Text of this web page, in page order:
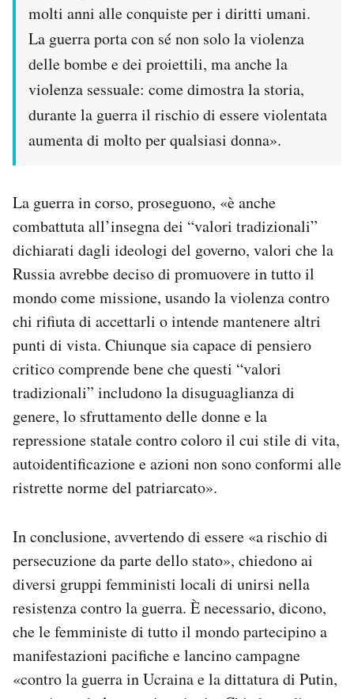
molti anni alle conquiste per i diritti umani.
La guerra porta con sé non solo la violenza
delle bombe e dei proiettili, ma anche la
violenza sessuale: come dimostra la storia,
durante la guerra il rischio di essere violentata
aumenta di molto per qualsiasi donna».
La guerra in corso, proseguono, «è anche
combattuta all’insegna dei “valori tradizionali”
dichiarati dagli ideologi del governo, valori che la
Russia avrebbe deciso di promuovere in tutto il
mondo come missione, usando la violenza contro
chi rifiuta di accettarli o intende mantenere altri
punti di vista. Chiunque sia capace di pensiero
critico comprende bene che questi “valori
tradizionali” includono la disuguaglianza di
genere, lo sfruttamento delle donne e la
repressione statale contro coloro il cui stile di vita,
autoidentificazione e azioni non sono conformi alle
ristrette norme del patriarcato».
In conclusione, avvertendo di essere «a rischio di
persecuzione da parte dello stato», chiedono ai
diversi gruppi femministi locali di unirsi nella
resistenza contro la guerra. È necessario, dicono,
che le femministe di tutto il mondo partecipino a
manifestazioni pacifiche e lancino campagne
«contro la guerra in Ucraina e la dittatura di Putin,